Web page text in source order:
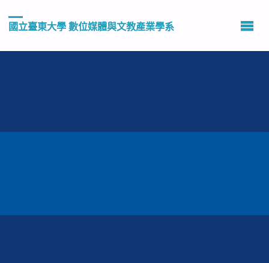
國立臺東大學 數位媒體與文教產業學系